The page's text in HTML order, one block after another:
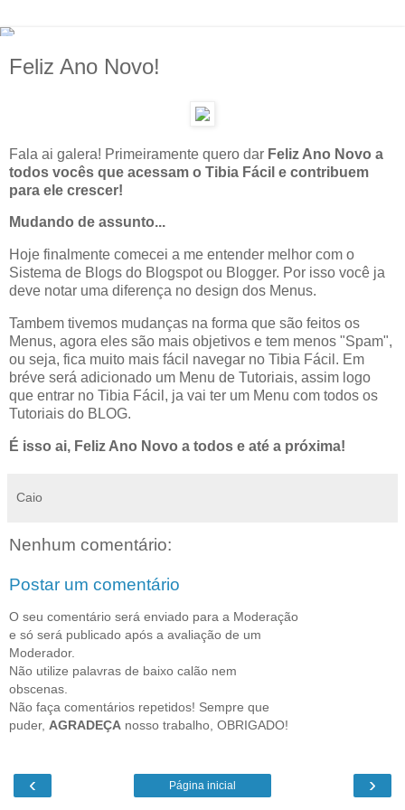
Feliz Ano Novo!
Fala ai galera! Primeiramente quero dar Feliz Ano Novo a
todos vocês que acessam o Tibia Fácil e contribuem
para ele crescer!
Mudando de assunto...
Hoje finalmente comecei a me entender melhor com o
Sistema de Blogs do Blogspot ou Blogger. Por isso você ja
deve notar uma diferença no design dos Menus.
Tambem tivemos mudanças na forma que são feitos os
Menus, agora eles são mais objetivos e tem menos "Spam",
ou seja, fica muito mais fácil navegar no Tibia Fácil. Em
bréve será adicionado um Menu de Tutoriais, assim logo
que entrar no Tibia Fácil, ja vai ter um Menu com todos os
Tutoriais do BLOG.
É isso ai, Feliz Ano Novo a todos e até a próxima!
Caio
Nenhum comentário:
Postar um comentário
O seu comentário será enviado para a Moderação
e só será publicado após a avaliação de um
Moderador.
Não utilize palavras de baixo calão nem
obscenas.
Não faça comentários repetidos! Sempre que
puder, AGRADEÇA nosso trabalho, OBRIGADO!
‹ ›
Página inicial